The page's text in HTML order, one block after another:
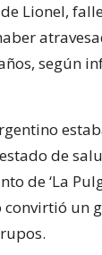
Lionel,
según
de
de ‘La
un